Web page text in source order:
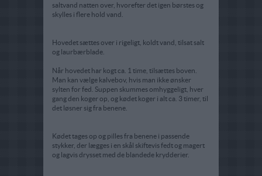
saltvand natten over, hvorefter det igen børstes og
skylles i flere hold vand.
Hovedet sættes over i rigeligt, koldt vand, tilsat salt
og laurbærblade.
Når hovedet har kogt ca. 1 time, tilsættes boven.
Man kan vælge kalvebov, hvis man ikke ønsker
sylten for fed. Suppen skummes omhyggeligt, hver
gang den koger op, og kødet koger i alt ca. 3 timer, til
det løsner sig fra benene.
Kødet tages op og pilles fra benene i passende
stykker, der lægges i en skål skiftevis fedt og magert
og lagvis drysset med de blandede krydderier.